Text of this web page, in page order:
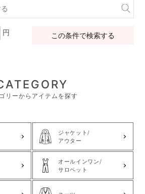
円 この条件で検索する
リーからアイテムを探す
ジャケット/
アウター
オールインワン/
サロペット